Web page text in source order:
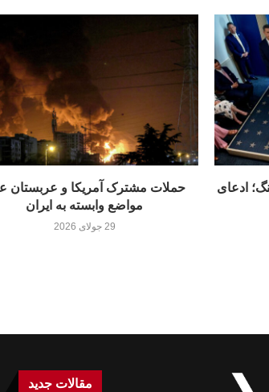
حملات مشترک آمریکا و عربستان
مواضع وابسته به ایران
29 جولای 2026
ادعای
مقالات جدید